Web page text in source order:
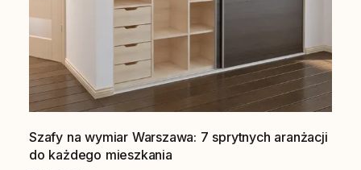
Szafy na wymiar Warszawa: 7 sprytnych aranżacji
do każdego mieszkania